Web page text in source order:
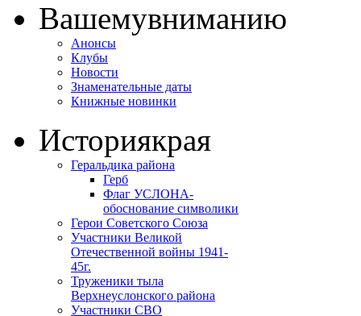
Вашемувниманию
Анонсы
Клубы
Новости
Знаменательные даты
Книжные новинки
Историякрая
Геральдика района
Герб
Флаг УСЛОНА-
обоснование символики
Герои Советского Союза
Участники Великой
Отечественной войны 1941-
45г.
Труженики тыла
Верхнеуслонского района
Участники СВО